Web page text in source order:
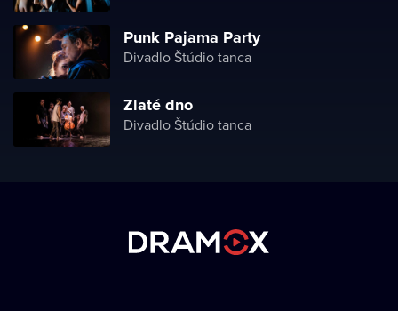
Punk Pajama Party
Divadlo Štúdio tanca
Zlaté dno
Divadlo Štúdio tanca